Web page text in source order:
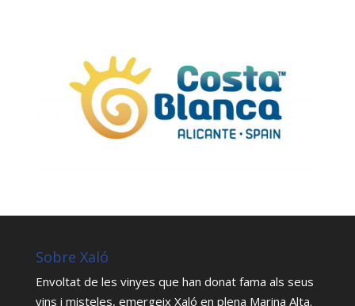
Sobre Xaló
Envoltat de les vinyes que han donat fama als seus
vins i misteles, emergeix Xaló en plena Marina Alta.